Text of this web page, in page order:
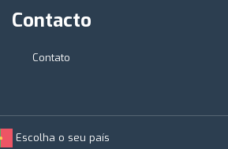
Contacto
Contato
Escolha o seu país